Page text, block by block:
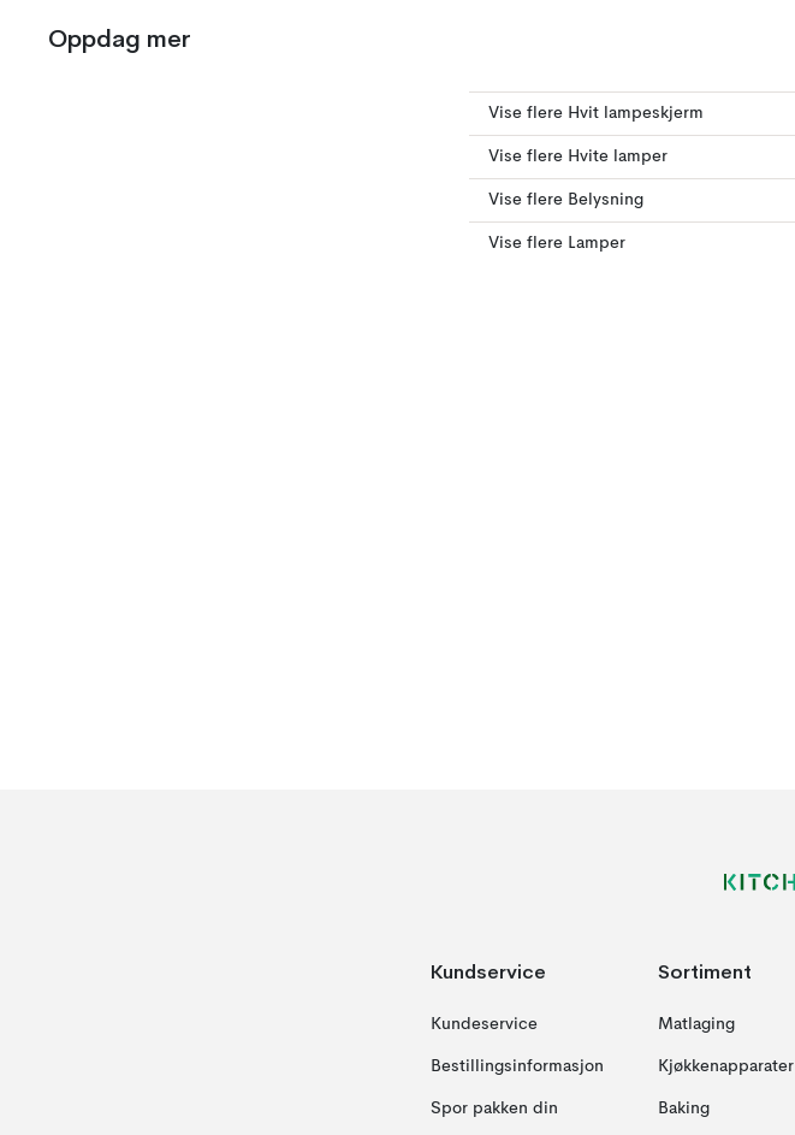
Oppdag mer
Vise flere Hvit lampeskjerm
Vise flere Hvite lamper
Vise flere Belysning
Vise flere Lamper
Kundservice
Kundeservice
Bestillingsinformasjon
Spor pakken din
Sortiment
Matlaging
Kjøkkenapparater
Baking